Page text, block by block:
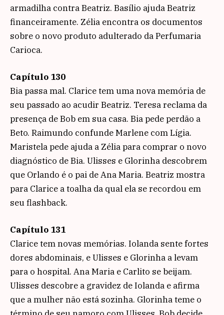
armadilha contra Beatriz. Basílio ajuda Beatriz
financeiramente. Zélia encontra os documentos
sobre o novo produto adulterado da Perfumaria
Carioca.
Capítulo 130
Bia passa mal. Clarice tem uma nova memória de
seu passado ao acudir Beatriz. Teresa reclama da
presença de Bob em sua casa. Bia pede perdão a
Beto. Raimundo confunde Marlene com Lígia.
Maristela pede ajuda a Zélia para comprar o novo
diagnóstico de Bia. Ulisses e Glorinha descobrem
que Orlando é o pai de Ana Maria. Beatriz mostra
para Clarice a toalha da qual ela se recordou em
seu flashback.
Capítulo 131
Clarice tem novas memórias. Iolanda sente fortes
dores abdominais, e Ulisses e Glorinha a levam
para o hospital. Ana Maria e Carlito se beijam.
Ulisses descobre a gravidez de Iolanda e afirma
que a mulher não está sozinha. Glorinha teme o